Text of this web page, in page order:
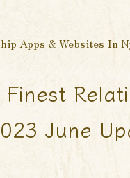
Apps & Websites In
June